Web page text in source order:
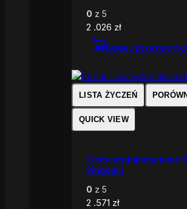
0 z 5
2 .026 zł
DODAJ DO
LISTA ŻYCZEŃ
QUICK VIEW
Testy wydajnościowe
Pingdom
0 z 5
2 .571 zł